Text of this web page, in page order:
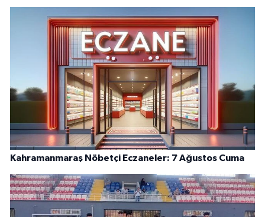
Kahramanmaraş Nöbetçi Eczaneler: 7 Ağustos Cuma